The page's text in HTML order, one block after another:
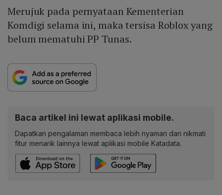
Merujuk pada pernyataan Kementerian
Komdigi selama ini, maka tersisa Roblox yang
belum mematuhi PP Tunas.
Baca artikel ini lewat aplikasi mobile.
Dapatkan pengalaman membaca lebih nyaman dan nikmati
fitur menarik lainnya lewat aplikasi mobile Katadata.